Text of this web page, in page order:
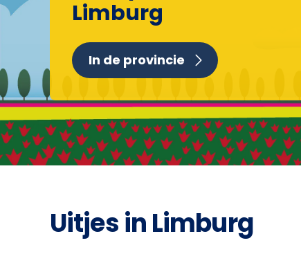
Limburg
In de provincie
Uitjes in Limburg